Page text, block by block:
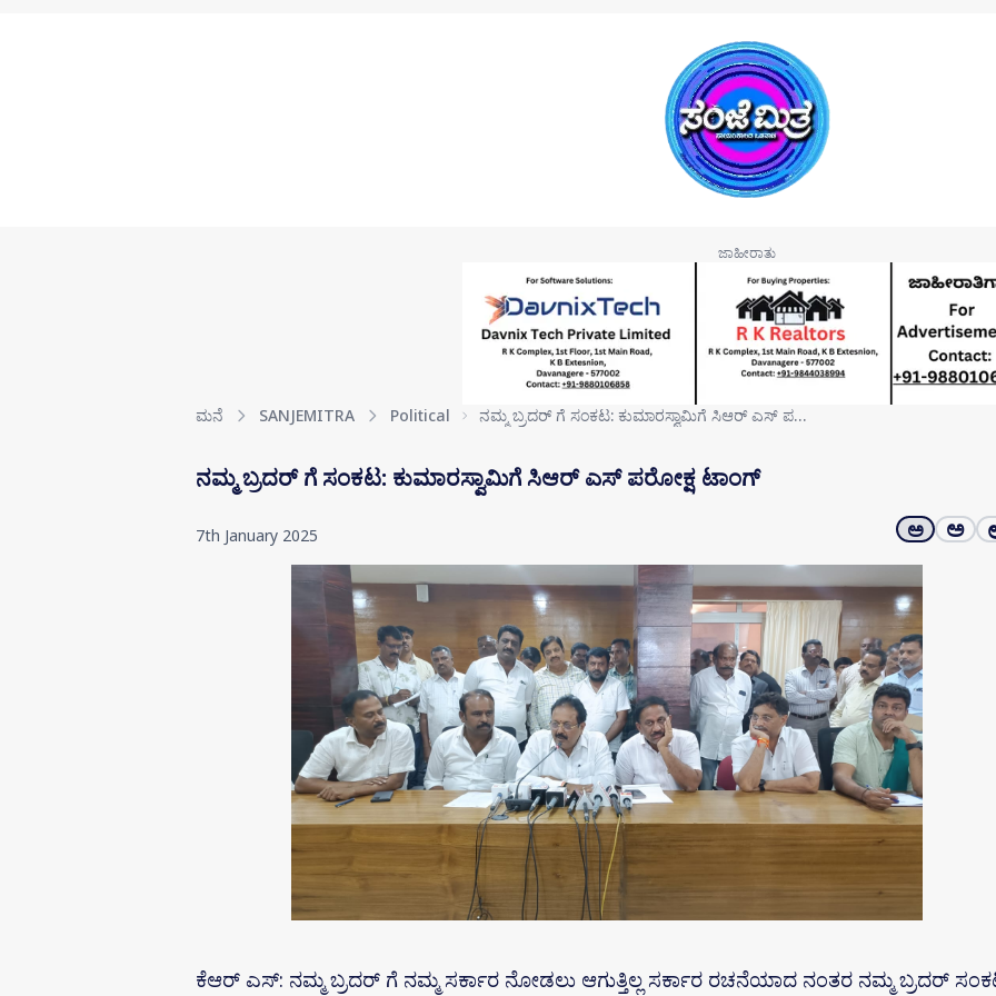
ಮನೆ SANJEMITRA Political ನಮ್ಮ ಬ್ರದರ್ ಗೆ ಸಂಕಟ: ಕುಮಾರಸ್ವಾಮಿಗೆ ಸಿಆರ್ ಎಸ್ ಪ…
ನಮ್ಮ ಬ್ರದರ್ ಗೆ ಸಂಕಟ: ಕುಮಾರಸ್ವಾಮಿಗೆ ಸಿಆರ್ ಎಸ್ ಪರೋಕ್ಷ ಟಾಂಗ್
7th January 2025 ಅ ಅ
ಕೆಆರ್ ಎಸ್: ನಮ್ಮ ಬ್ರದರ್ ಗೆ ನಮ್ಮ ಸರ್ಕಾರ ನೋಡಲು ಆಗುತ್ತಿಲ್ಲ ಸರ್ಕಾರ ರಚನೆಯಾದ ನಂತರ ನಮ್ಮ ಬ್ರದರ್